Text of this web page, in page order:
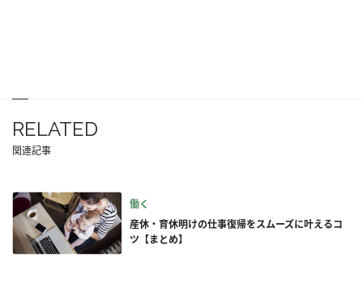
RELATED
関連記事
働く
産休・育休明けの仕事復帰をスムーズに叶えるコ
ツ【まとめ】